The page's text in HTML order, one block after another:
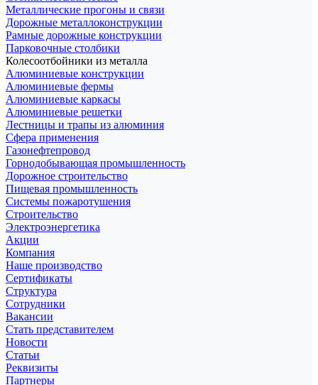
Металлические прогоны и связи
Дорожные металлоконструкции
Рамные дорожные конструкции
Парковочные столбики
Колесоотбойники из металла
Алюминиевые конструкции
Алюминиевые фермы
Алюминиевые каркасы
Алюминиевые решетки
Лестницы и трапы из алюминия
Сфера применения
Газонефтепровод
Горнодобывающая промышленность
Дорожное строительство
Пищевая промышленность
Системы пожаротушения
Строительство
Электроэнергетика
Акции
Компания
Наше производство
Сертификаты
Структура
Сотрудники
Вакансии
Стать представителем
Новости
Статьи
Реквизиты
Партнеры